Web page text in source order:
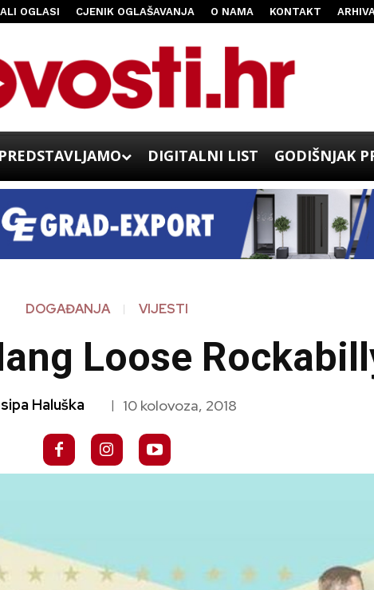
OGLASI CJENIK OGLAŠAVANJA O NAMA KONTAKT
PREDSTAVLJAMO DIGITALNI LIST GODIŠNJAK
DOGAĐANJA VIJESTI
Loose
Haluška | 10 kolovoza, 2018